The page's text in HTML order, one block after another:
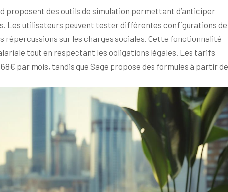
proposent des outils de simulation permettant d’anticiper
Les utilisateurs peuvent tester différentes configurations de
sur les charges sociales. Cette fonctionnalité
tout en respectant les obligations légales. Les tarifs
par mois, tandis que Sage propose des formules à partir de